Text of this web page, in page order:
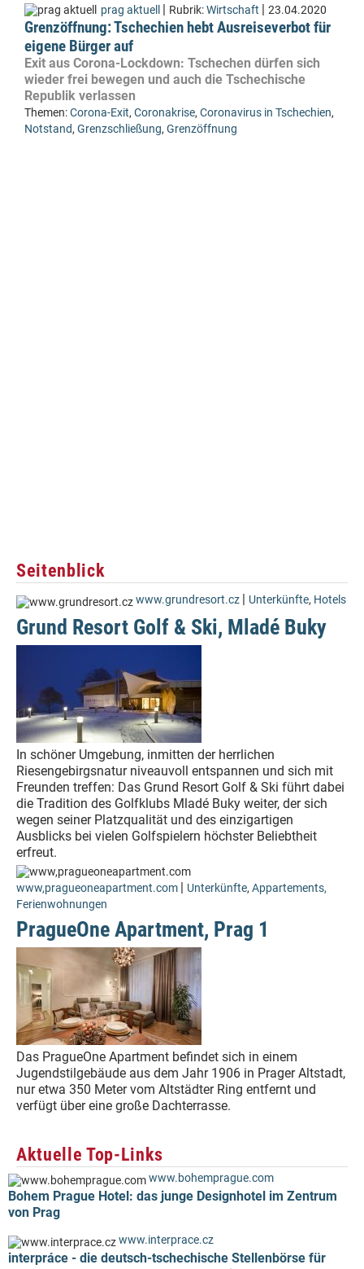
prag aktuell | Rubrik:Wirtschaft | 23.04.2020
Grenzöffnung: Tschechien hebt Ausreiseverbot für
eigene Bürger auf
Exit aus Corona-Lockdown: Tschechen dürfen sich
wieder frei bewegen und auch die Tschechische
Republik verlassen
Themen:Corona-Exit, Coronakrise, Coronavirus in Tschechien,
Notstand, Grenzschließung, Grenzöffnung
Seitenblick
www.grundresort.cz | Unterkünfte, Hotels
Grund Resort Golf & Ski, Mladé Buky
In schöner Umgebung, inmitten der herrlichen
Riesengebirgsnatur niveauvoll entspannen und sich mit
Freunden treffen: Das Grund Resort Golf & Ski führt dabei
die Tradition des Golfklubs Mladé Buky weiter, der sich
wegen seiner Platzqualität und des einzigartigen
Ausblicks bei vielen Golfspielern höchster Beliebtheit
erfreut.
www,pragueoneapartment.com | Unterkünfte, Appartements,
Ferienwohnungen
PragueOne Apartment, Prag 1
Das PragueOne Apartment befindet sich in einem
Jugendstilgebäude aus dem Jahr 1906 in Prager Altstadt,
nur etwa 350 Meter vom Altstädter Ring entfernt und
verfügt über eine große Dachterrasse.
Aktuelle Top-Links
www.bohemprague.com
Bohem Prague Hotel: das junge Designhotel im Zentrum
von Prag
www.interprace.cz
interpráce - die deutsch-tschechische Stellenbörse für